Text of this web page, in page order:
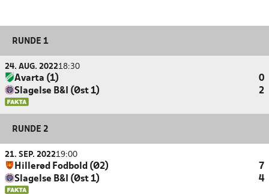
RUNDE 1
24. AUG. 202218:30
Avarta (1)
0
Slagelse B&I (Øst 1)
2
RUNDE 2
21. SEP. 202219:00
Hillerød Fodbold (Ø2)
7
Slagelse B&I (Øst 1)
4